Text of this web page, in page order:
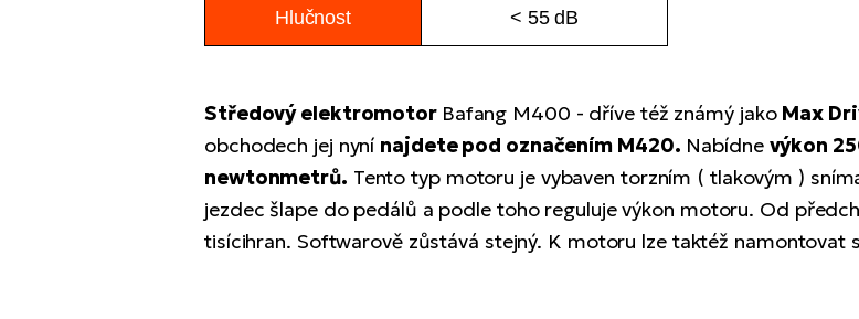
Hlučnost < 55 dB
Středový elektromotor Bafang M400 - dříve též známý jako Max
obchodech jej nyní najdete pod označením M420. Nabídne výkon
newtonmetrů. Tento typ motoru je vybaven torzním ( tlakovým )
jezdec šlape do pedálů a podle toho reguluje výkon motoru. Od
tisícihran. Softwarově zůstává stejný. K motoru lze taktéž namontovat